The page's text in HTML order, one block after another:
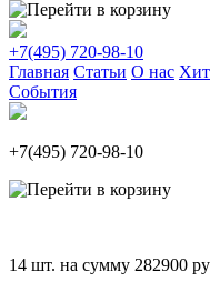
+7(495) 720-98-10
Главная Статьи О нас
События
+7(495) 720-98-10
14 шт. на сумму 282900